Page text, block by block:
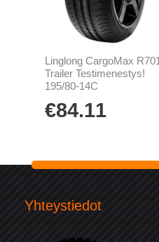
Linglong CargoMax R701
Trailer Testimenestys!
195/80-14C
€84.11
Yhteystiedot